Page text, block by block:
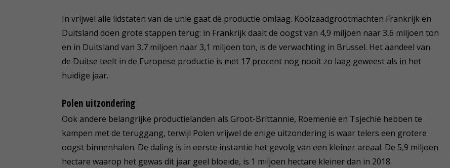
In vrijwel alle lidstaten van de unie gaat de productie omlaag. Koolzaadgrootmachten Frankrijk en
Duitsland doen grote stappen terug: in Frankrijk daalt de oogst van 4,9 miljoen naar 3,6 miljoen ton
en in Duitsland van 3,7 miljoen naar 3,1 miljoen ton, is de verwachting in Brussel. Het aandeel van
de Duitse teelt in de Europese productie is met 17 procent nog nooit zo laag geweest als in het
huidige jaar.
Polen uitzondering
Ook andere belangrijke productielanden als Groot-Brittannië, Roemenië en Tsjechië hebben te
kampen met de teruggang, terwijl Polen vrijwel de enige uitzondering is waar telers een grotere
oogst binnenhalen. De daling is in eerste instantie het gevolg van een kleiner areaal. De 5,9 miljoen
hectare waarop het gewas dit jaar geel bloeide, is 1 miljoen hectare kleiner dan in 2018.